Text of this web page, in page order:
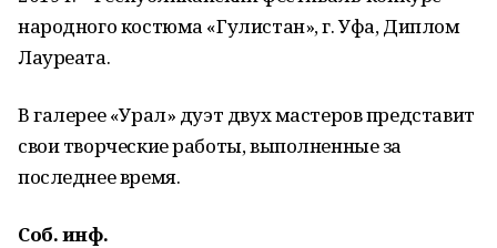
народного костюма «Гулистан», г. Уфа, Диплом
Лауреата.
В галерее «Урал» дуэт двух мастеров представит
свои творческие работы, выполненные за
последнее время.
Соб. инф.